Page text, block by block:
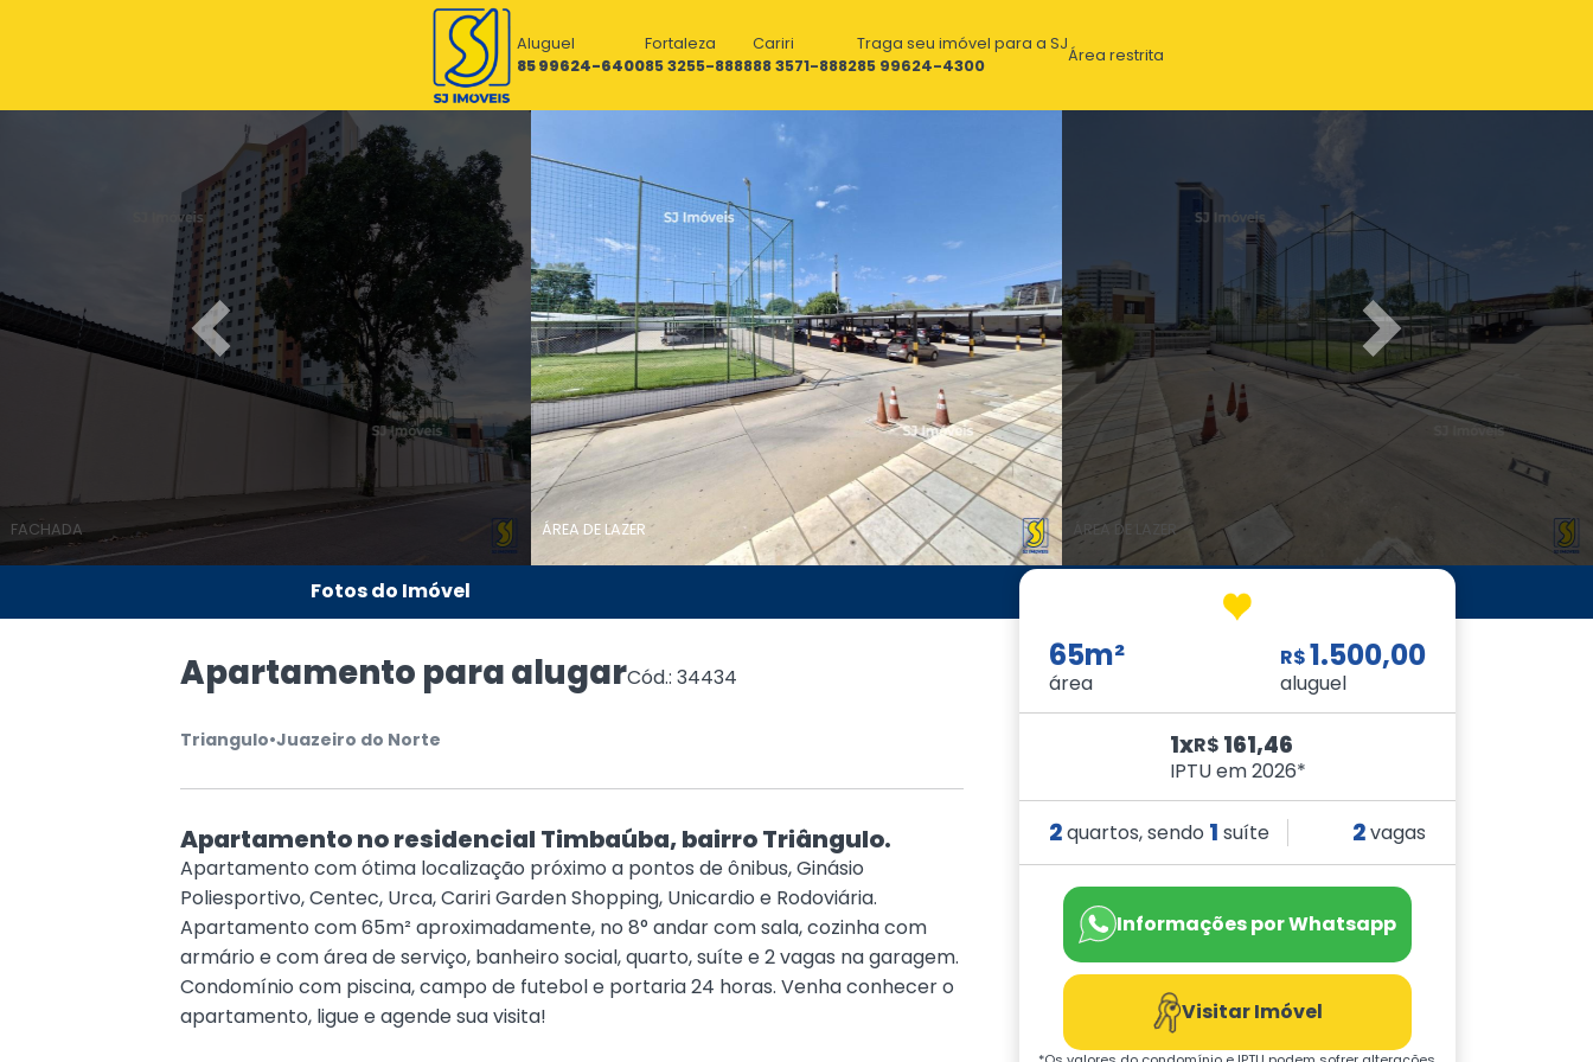
Aluguel
85 99624-6400
Fortaleza
85 3255-8888
Cariri
88 3571-8882
Traga seu imóvel para a SJ
85 99624-4300
Área restrita
FACHADA ÁREA DE LAZER ÁREA DE LAZER
Previous Next
Fotos do Imóvel
65m²
área
R$1.500,00
aluguel
1xR$ 161,46
IPTU em 2026*
2quartos, sendo 1 suíte 2vagas
Informações por Whatsapp
Visitar Imóvel
Apartamento para alugarCód.: 34434
Triangulo•Juazeiro do Norte
Apartamento no residencial Timbaúba, bairro Triângulo.
Apartamento com ótima localização próximo a pontos de ônibus, Ginásio
Poliesportivo, Centec, Urca, Cariri Garden Shopping, Unicardio e Rodoviária.
Apartamento com 65m² aproximadamente, no 8° andar com sala, cozinha com
armário e com área de serviço, banheiro social, quarto, suíte e 2 vagas na garagem.
Condomínio com piscina, campo de futebol e portaria 24 horas. Venha conhecer o
apartamento, ligue e agende sua visita!